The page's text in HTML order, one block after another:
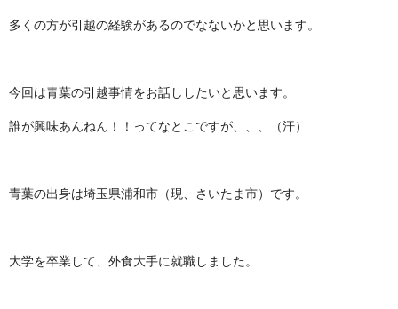
多くの方が引越の経験があるのでなないかと思います。
今回は青葉の引越事情をお話ししたいと思います。
誰が興味あんねん！！ってなとこですが、、、（汗）
青葉の出身は埼玉県浦和市（現、さいたま市）です。
大学を卒業して、外食大手に就職しました。